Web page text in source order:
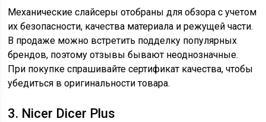
Механические слайсеры отобраны для обзора с учетом
их безопасности, качества материала и режущей части.
В продаже можно встретить подделку популярных
брендов, поэтому отзывы бывают неоднозначные.
При покупке спрашивайте сертификат качества, чтобы
убедиться в оригинальности товара.
3. Nicer Dicer Plus